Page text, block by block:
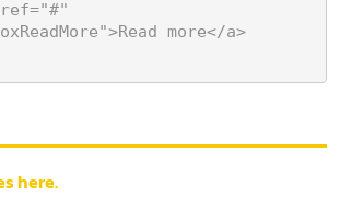
more</a>
here.